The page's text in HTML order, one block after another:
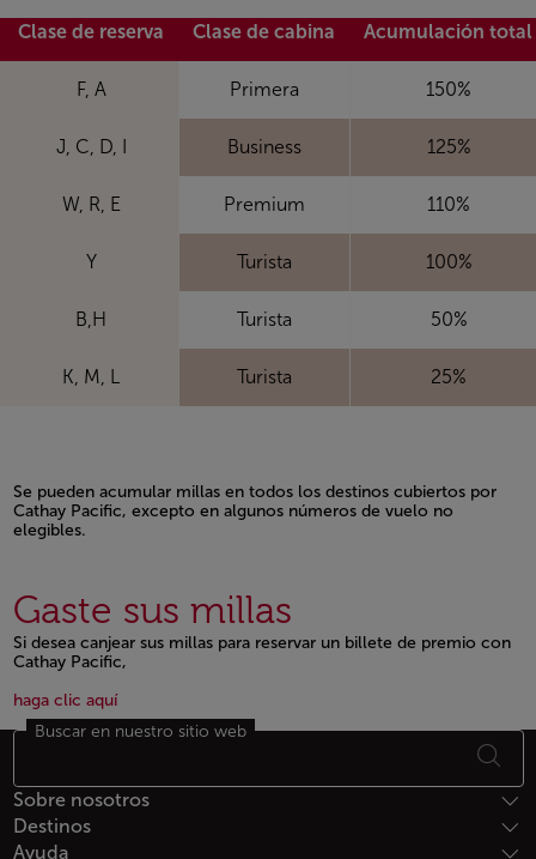
Open in a new window
Clase de reserva Clase de cabina Acumulación total
F, A Primera 150%
J, C, D, I Business 125%
W, R, E Premium 110%
Y Turista 100%
B,H Turista 50%
K, M, L Turista 25%
Se pueden acumular millas en todos los destinos cubiertos por
Cathay Pacific, excepto en algunos números de vuelo no
elegibles.
Gaste sus millas
Si desea canjear sus millas para reservar un billete de premio con
Cathay Pacific,
Open in a new window
haga clic aquíOpen in a new window
Footer Mapa del sitio
Buscar en nuestro sitio web
Sobre nosotros
Destinos
Ayuda